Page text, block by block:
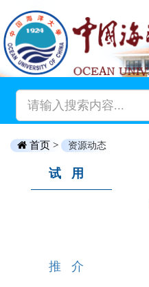
首页 > 资源动态
试用
推介